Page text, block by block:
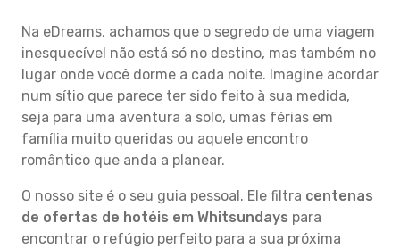
Na eDreams, achamos que o segredo de uma viagem
inesquecível não está só no destino, mas também no
lugar onde você dorme a cada noite. Imagine acordar
num sítio que parece ter sido feito à sua medida,
seja para uma aventura a solo, umas férias em
família muito queridas ou aquele encontro
romântico que anda a planear.
O nosso site é o seu guia pessoal. Ele filtra centenas
de ofertas de hotéis em Whitsundays para
encontrar o refúgio perfeito para a sua próxima